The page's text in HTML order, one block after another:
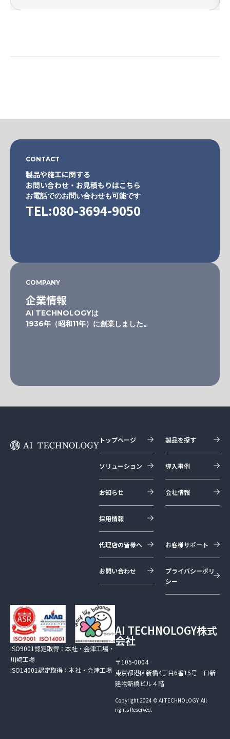
CONTACT
製品や施工に関する
お問い合わせ・お見積もりはこちら
お電話でのお問い合わせも可能です
TEL:080-3694-9050
COMPANY
企業情報
AI TECHNOLOGYは
1936年（昭和11年）に創業しました。
トップページ 製品を探す
ソリューション 導入事例
お知らせ 会社情報
採用情報
代理店の皆様へ お客様サポート
お問い合わせ
プライバシーポリ
シー
AI TECHNOLOGY株式
会社
〒105-0004
東京都港区新橋4丁目6番15号 日新
建物新橋ビル４階
Copyright 2024 © AI TECHNOLOGY. All
rights Reserved.
ISO9001認定取得：本社・会津工場・
川崎工場
ISO14001認定取得：本社・会津工場